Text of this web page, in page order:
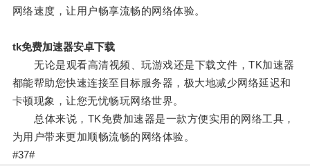
网络速度，让用户畅享流畅的网络体验。
tk免费加速器安卓下载
无论是观看高清视频、玩游戏还是下载文件，TK加速器
都能帮助您快速连接至目标服务器，极大地减少网络延迟和
卡顿现象，让您无忧畅玩网络世界。
总体来说，TK免费加速器是一款方便实用的网络工具，
为用户带来更加顺畅流畅的网络体验。
#37#